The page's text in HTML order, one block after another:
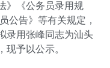
》《公务员录用规
公告》等有关规定，
录用张峰同志为汕头
现予以公示。